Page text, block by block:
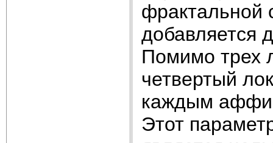
фрактальной
добавляется
Помимо трех
четвертый
каждым
Этот